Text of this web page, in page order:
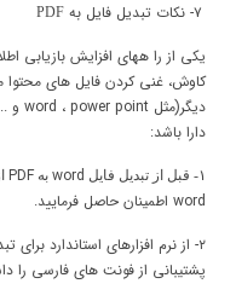
۷- نکات تبدیل فایل به PDF
یکی از را ههای افزایش بازیابی
کاوش، غنی کردن فایل های محتوا
دیگر(مثل
word ، power point
و
دارا باشد:
۱- قبل از تبدیل فایل word به PDF
word اطمینان حاصل فرمایید.
۲- از
نرم افزارهای استاندارد برای
پشتیبانی از فونت های فارسی را